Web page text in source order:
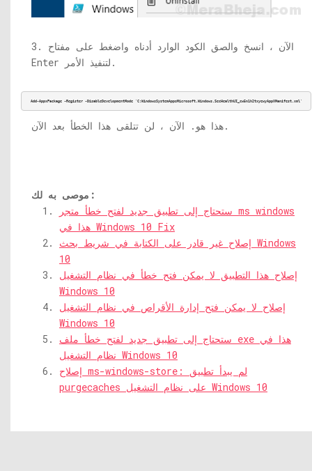
3. الآن ، انسخ والصق الكود الوارد أدناه واضغط على مفتاح
Enter لتنفيذ الأمر.
Add-AppxPackage -Register -DisableDevelopmentMode 'C:WindowsSystemAppsMicrosoft.Windows.SecHealthUI_cw5n1h2txyewyAppXManifest.xml'
هذا هو. الآن ، لن تتلقى هذا الخطأ بعد الآن.
موصى به لك:
ستحتاج إلى تطبيق جديد لفتح خطأ متجر ms windows
هذا في Windows 10 Fix
إصلاح غير قادر على الكتابة في شريط بحث Windows
10
إصلاح هذا التطبيق لا يمكن فتح خطأ في نظام التشغيل
Windows 10
إصلاح لا يمكن فتح إدارة الأقراص في نظام التشغيل
Windows 10
ستحتاج إلى تطبيق جديد لفتح خطأ ملف exe هذا في
نظام التشغيل Windows 10
إصلاح ms-windows-store: لم يبدأ تطبيق
purgecaches على نظام التشغيل Windows 10